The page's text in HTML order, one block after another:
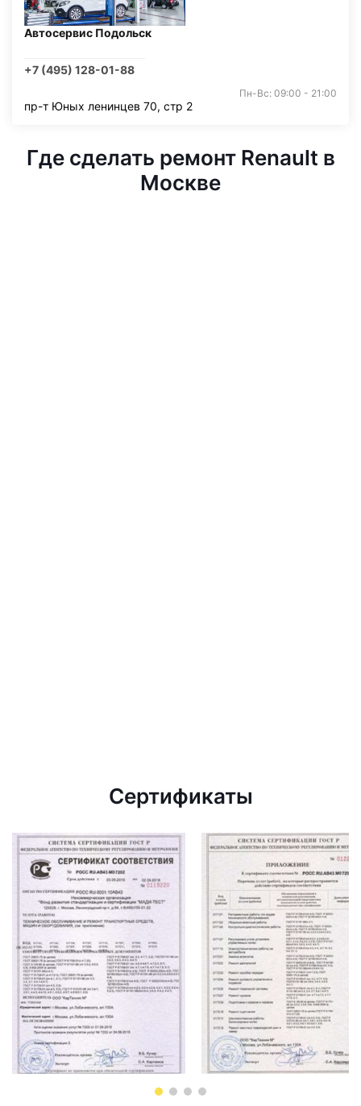
Автосервис Подольск
+7 (495) 128-01-88
Пн-Вс: 09:00 - 21:00
пр-т Юных ленинцев 70, стр 2
Где сделать ремонт Renault в
Москве
Сертификаты